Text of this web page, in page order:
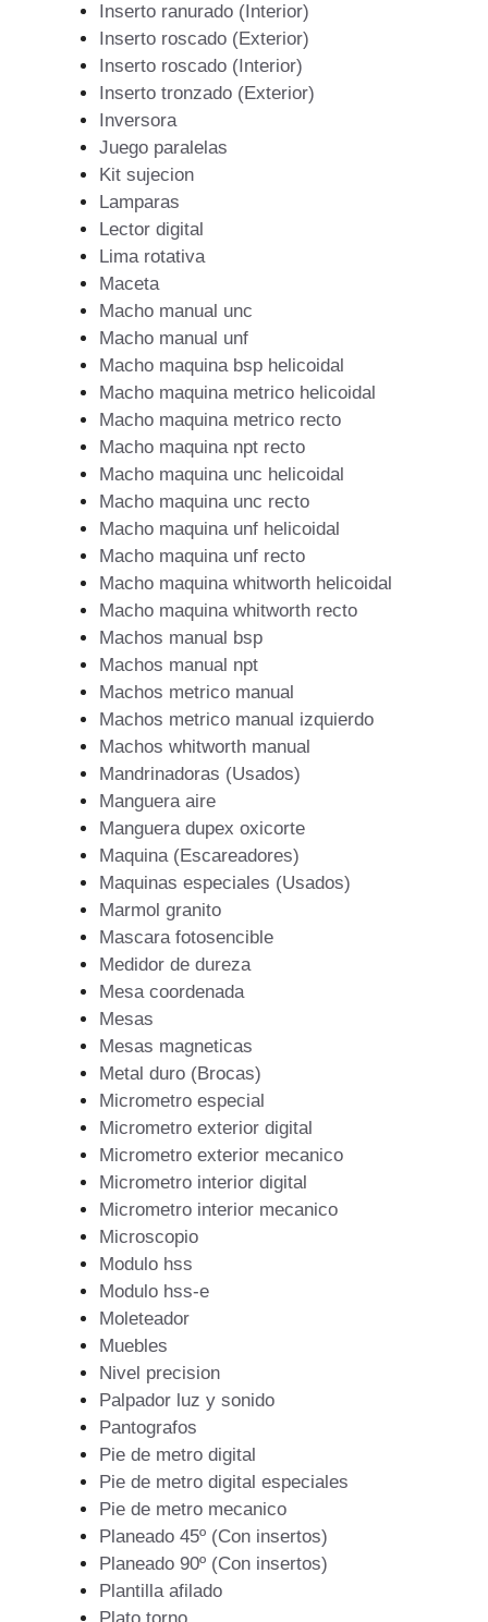
Inserto ranurado (Interior)
Inserto roscado (Exterior)
Inserto roscado (Interior)
Inserto tronzado (Exterior)
Inversora
Juego paralelas
Kit sujecion
Lamparas
Lector digital
Lima rotativa
Maceta
Macho manual unc
Macho manual unf
Macho maquina bsp helicoidal
Macho maquina metrico helicoidal
Macho maquina metrico recto
Macho maquina npt recto
Macho maquina unc helicoidal
Macho maquina unc recto
Macho maquina unf helicoidal
Macho maquina unf recto
Macho maquina whitworth helicoidal
Macho maquina whitworth recto
Machos manual bsp
Machos manual npt
Machos metrico manual
Machos metrico manual izquierdo
Machos whitworth manual
Mandrinadoras (Usados)
Manguera aire
Manguera dupex oxicorte
Maquina (Escareadores)
Maquinas especiales (Usados)
Marmol granito
Mascara fotosencible
Medidor de dureza
Mesa coordenada
Mesas
Mesas magneticas
Metal duro (Brocas)
Micrometro especial
Micrometro exterior digital
Micrometro exterior mecanico
Micrometro interior digital
Micrometro interior mecanico
Microscopio
Modulo hss
Modulo hss-e
Moleteador
Muebles
Nivel precision
Palpador luz y sonido
Pantografos
Pie de metro digital
Pie de metro digital especiales
Pie de metro mecanico
Planeado 45º (Con insertos)
Planeado 90º (Con insertos)
Plantilla afilado